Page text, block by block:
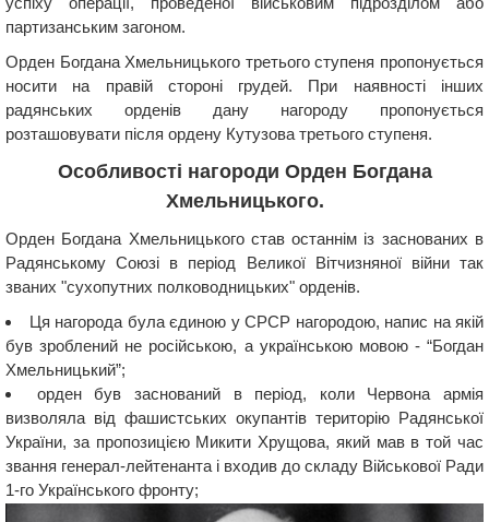
партизанським загоном.
Орден Богдана Хмельницького третього ступеня пропонується
носити на правій стороні грудей. При наявності інших
радянських орденів дану нагороду пропонується
розташовувати після ордену Кутузова третього ступеня.
Особливості нагороди Орден Богдана
Хмельницького.
Орден Богдана Хмельницького став останнім із заснованих в
Радянському Союзі в період Великої Вітчизняної війни так
званих "сухопутних полководницьких" орденів.
Ця нагорода була єдиною у СРСР нагородою, напис на якій
був зроблений не російською, а українською мовою - “Богдан
Хмельницький”;
орден був заснований в період, коли Червона армія
визволяла від фашистських окупантів територію Радянської
України, за пропозицією Микити Хрущова, який мав в той час
звання генерал-лейтенанта і входив до складу Військової Ради
1-го Українського фронту;